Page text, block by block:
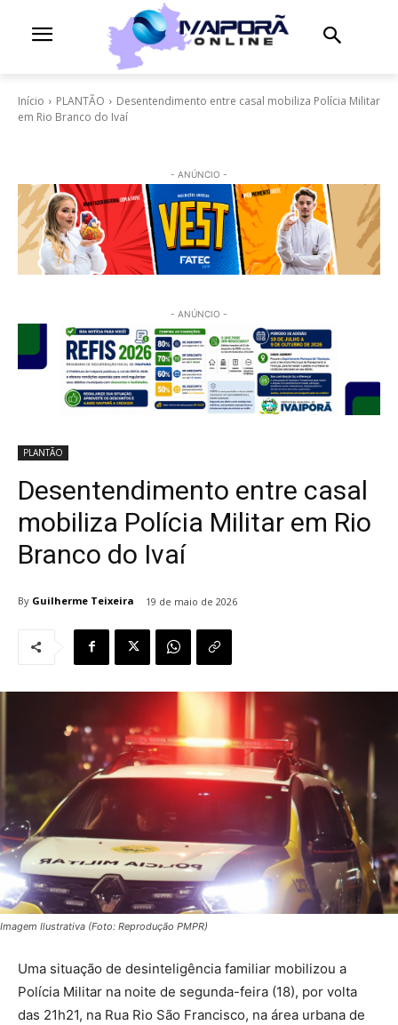
Início PLANTÃO
Desentendimento entre casal mobiliza Polícia Militar
em Rio Branco do Ivaí
- ANÚNCIO -
- ANÚNCIO -
PLANTÃO
Desentendimento entre casal
mobiliza Polícia Militar em Rio
Branco do Ivaí
By Guilherme Teixeira 19 de maio de 2026
Imagem Ilustrativa (Foto: Reprodução PMPR)
Uma situação de desinteligência familiar mobilizou a
Polícia Militar na noite de segunda-feira (18), por volta
das 21h21, na Rua Rio São Francisco, na área urbana de